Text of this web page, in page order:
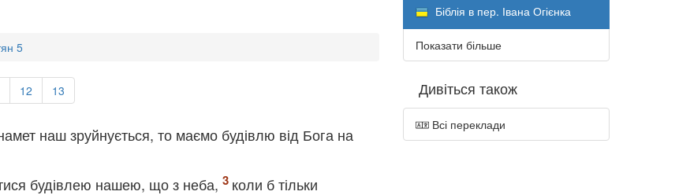
5
12 13
наш зруйнується, то маємо будівлю від Бога на
будівлею нашею, що з неба,
коли б тільки
Біблія в пер. Івана Огієнка
Показати більше
Дивіться також
Всі переклади